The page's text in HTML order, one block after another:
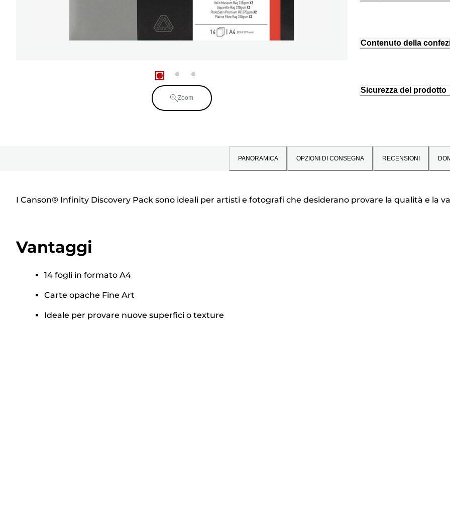
Zoom
Contenuto della
Sicurezza del prodotto
PANORAMICA OPZIONI DI CONSEGNA RECENSIONI
I Canson® Infinity Discovery Pack sono ideali per artisti e fotografi che desiderano provare la qualità e la
Vantaggi
14 fogli in formato A4
Carte opache Fine Art
Ideale per provare nuove superfici o texture